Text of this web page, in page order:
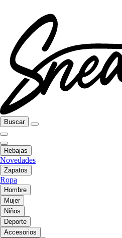
Buscar
Rebajas
Novedades
Zapatos
Ropa
Hombre
Mujer
Niños
Deporte
Accesorios